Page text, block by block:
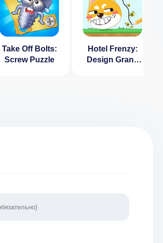
Take Off Bolts:
Screw Puzzle
Hotel Frenzy:
Design Grand